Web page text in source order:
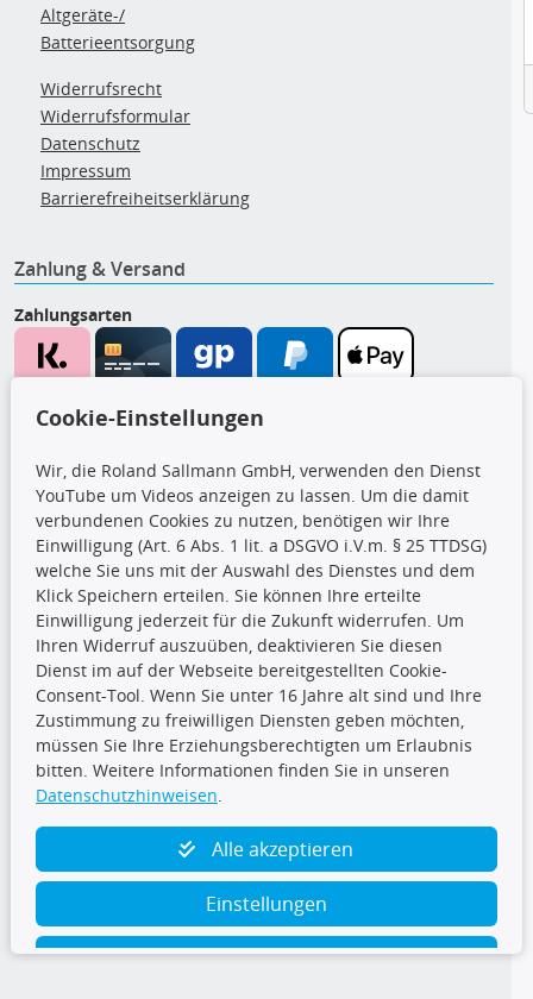
Altgeräte-/
Batterieentsorgung
Widerrufsrecht
Widerrufsformular
Datenschutz
Impressum
Barrierefreiheitserklärung
Zahlung & Versand
Zahlungsarten
CARAT Gruppe
Folge uns
TecDoc Inside
Cookie-Einstellungen
Wir, die Roland Sallmann GmbH, verwenden den Dienst
YouTube um Videos anzeigen zu lassen. Um die damit
verbundenen Cookies zu nutzen, benötigen wir Ihre
Einwilligung (Art. 6 Abs. 1 lit. a DSGVO i.V.m. § 25 TTDSG)
welche Sie uns mit der Auswahl des Dienstes und dem
Klick Speichern erteilen. Sie können Ihre erteilte
Einwilligung jederzeit für die Zukunft widerrufen. Um
Ihren Widerruf auszuüben, deaktivieren Sie diesen
Dienst im auf der Webseite bereitgestellten Cookie-
Consent-Tool. Wenn Sie unter 16 Jahre alt sind und Ihre
Zustimmung zu freiwilligen Diensten geben möchten,
müssen Sie Ihre Erziehungsberechtigten um Erlaubnis
bitten. Weitere Informationen finden Sie in unseren
Datenschutzhinweisen.
Alle akzeptieren
Einstellungen
Ablehnen